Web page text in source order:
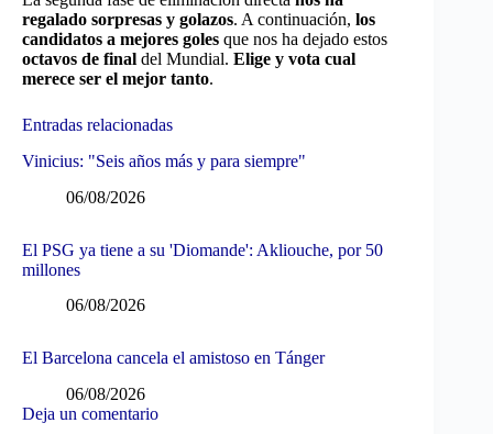
regalado sorpresas y golazos. A continuación, los
candidatos a mejores goles que nos ha dejado estos
octavos de final del Mundial. Elige y vota cual
merece ser el mejor tanto.
Entradas relacionadas
Vinicius: "Seis años más y para siempre"
06/08/2026
El PSG ya tiene a su 'Diomande': Akliouche, por 50
millones
06/08/2026
El Barcelona cancela el amistoso en Tánger
06/08/2026
Deja un comentario